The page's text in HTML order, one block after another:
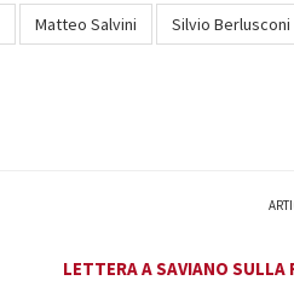
Matteo Salvini
Silvio Berlusconi
LETTERA A SAVIANO SULLA